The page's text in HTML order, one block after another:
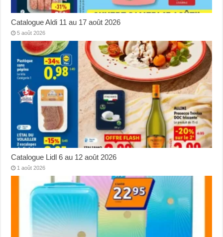
Catalogue Aldi 11 au 17 août 2026
5 août 2026
Catalogue Lidl 6 au 12 août 2026
1 août 2026